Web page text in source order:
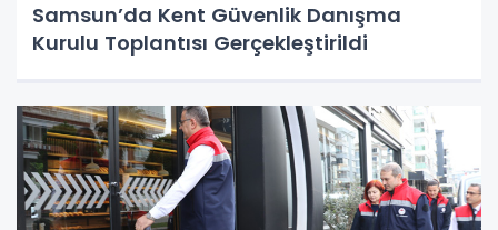
Samsun’da Kent Güvenlik Danışma
Kurulu Toplantısı Gerçekleştirildi